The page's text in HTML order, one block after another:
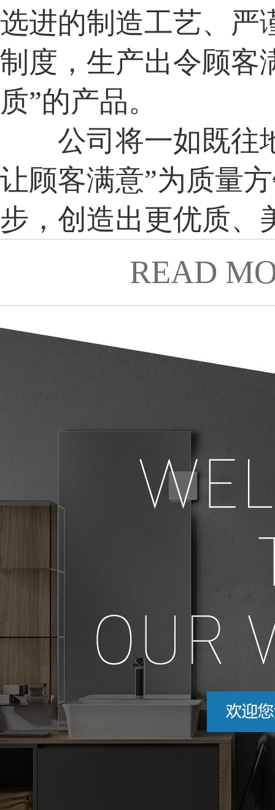
选进的制造工艺、严
制度，生产出令顾客
质”的产品。
公司将一如既往
让顾客满意”为质量
步，创造出更优质、
READ